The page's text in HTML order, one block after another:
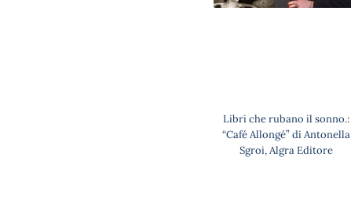
Libri che rubano il sonno.:
“Café Allongé” di Antonella
Sgroi, Algra Editore